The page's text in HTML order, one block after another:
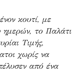
κουτί, με
ημερών, το Παλάτι
Τιμής,
χωρίς να
από ένα